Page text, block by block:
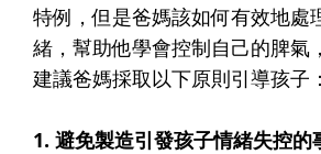
特例，但是爸媽該如何有效地處
緒，幫助他學會控制自己的脾氣
建議爸媽採取以下原則引導孩子：
1. 避免製造引發孩子情緒失控的